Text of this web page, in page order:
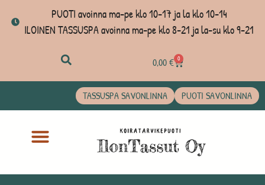
PUOTI avoinna ma-pe klo 10-17 ja la klo 10-14
ILOINEN TASSUSPA avoinna ma-pe klo 8-21 ja la-su klo 9-21
0,00€ 0
TASSUSPA SAVONLINNA PUOTI SAVONLINNA